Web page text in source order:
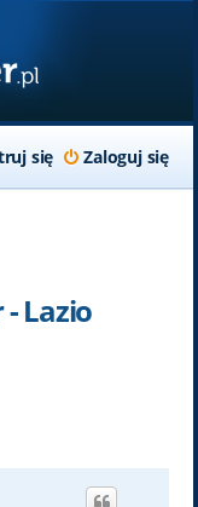
Zaloguj się
się
Lazio